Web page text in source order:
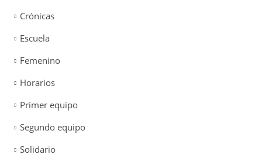
Crónicas
Escuela
Femenino
Horarios
Primer equipo
Segundo equipo
Solidario